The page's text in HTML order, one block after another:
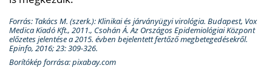
Forrás: Takács M. (szerk.): Klinikai és járványügyi virológia. Budapest, Vox
Medica Kiadó Kft., 2011.,​​​​​​ Csohán Á. Az Országos Epidemiológiai Központ
előzetes jelentése a 2015. évben bejelentett fertőző megbetegedésekről.
Epinfo, 2016; 23: 309-326.
Borítókép forrása: pixabay.com